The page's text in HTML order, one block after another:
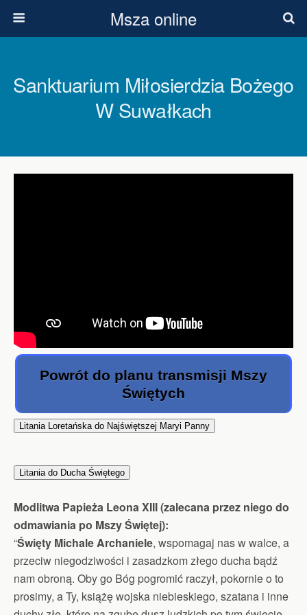
Msza online
Sanktuarium Miłosierdzia Bożego
W Suwałkach
Powrót do planu transmisji Mszy
Świętych
Litania Loretańska do Najświętszej Maryi Panny
Litania do Ducha Świętego
Modlitwa Papieża Leona XIII (zalecana przez niego do
odmawiania po Mszy Świętej):
“Święty Michale Archaniele, wspomagaj nas w walce, a
przeciw niegodziwości i zasadzkom złego ducha bądź
nam obroną. Oby go Bóg pogromić raczył, pokornie o to
prosimy, a Ty, książę wojska niebieskiego, szatana i inne